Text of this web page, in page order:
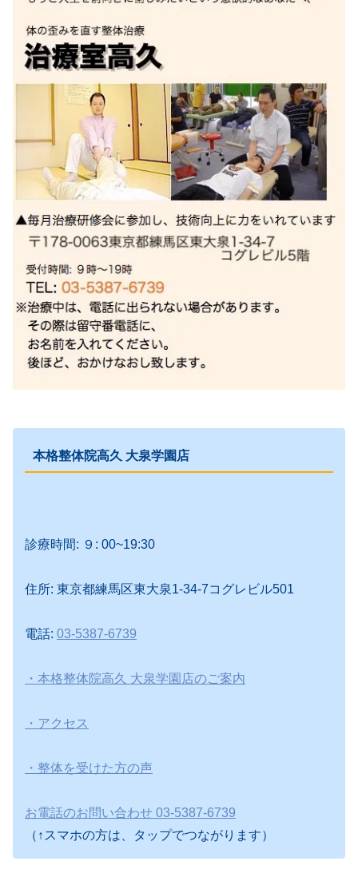
本格整体院高久 大泉学園店
診療時間: ９: 00~19:30
住所: 東京都練馬区東大泉1-34-7コグレビル501
電話: 03-5387-6739
・本格整体院高久 大泉学園店のご案内
・アクセス
・整体を受けた方の声
お電話のお問い合わせ 03-5387-6739
（↑スマホの方は、タップでつながります）